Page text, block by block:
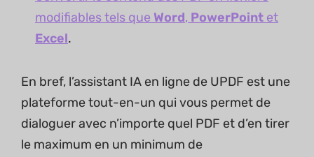
modifiables tels que Word, PowerPoint et
Excel.
En bref, l’assistant IA en ligne de UPDF est une
plateforme tout-en-un qui vous permet de
dialoguer avec n’importe quel PDF et d’en tirer
le maximum en un minimum de